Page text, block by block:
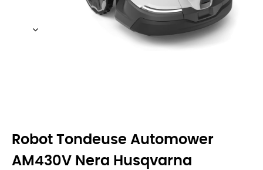
Robot Tondeuse Automower
AM430V Nera Husqvarna